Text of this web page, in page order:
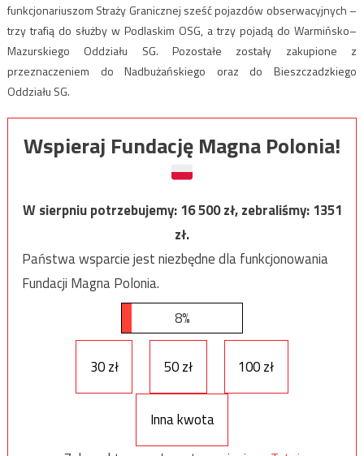
funkcjonariuszom Straży Granicznej sześć pojazdów obserwacyjnych –
trzy trafią do służby w Podlaskim OSG, a trzy pojadą do Warmińsko–
Mazurskiego Oddziału SG. Pozostałe zostały zakupione z
przeznaczeniem do Nadbużańskiego oraz do Bieszczadzkiego
Oddziału SG.
Wspieraj Fundację Magna Polonia!
W sierpniu potrzebujemy:16 500zł, zebraliśmy:1351
zł.
Państwa wsparcie jest niezbędne dla funkcjonowania
Fundacji Magna Polonia.
8%
30 zł 50 zł 100 zł
Inna kwota